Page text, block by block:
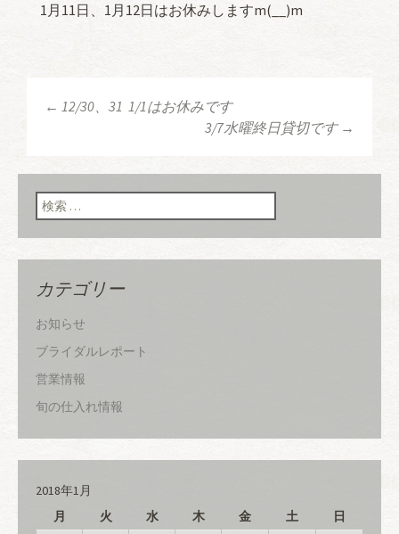
1月11日、1月12日はお休みしますm(__)m
投稿ナビゲーショ
ン
← 12/30、31 1/1はお休みです
3/7水曜終日貸切です →
検索:
カテゴリー
お知らせ
ブライダルレポート
営業情報
旬の仕入れ情報
2018年1月
月
火 水 木 金 土 日